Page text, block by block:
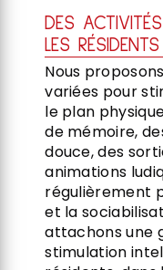
DES
LES RÉSIDENTS
Nous
variées pour
le plan
de mémoire,
douce, des
animations
régulièrement
et la
attachons une
stimulation